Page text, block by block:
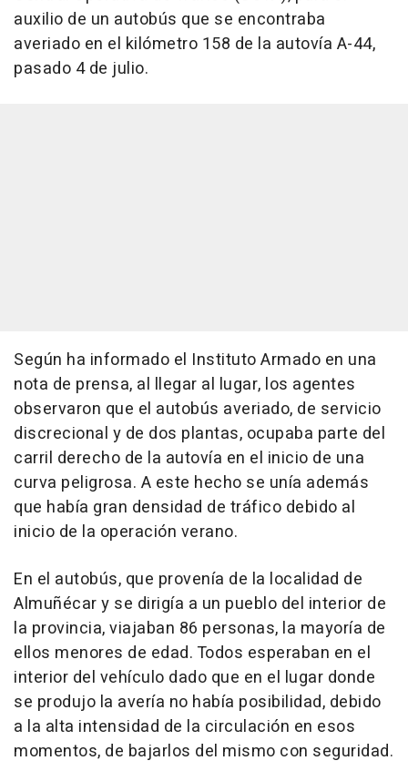
auxilio de un autobús que se encontraba
averiado en el kilómetro 158 de la autovía A-44,
pasado 4 de julio.
Según ha informado el Instituto Armado en una
nota de prensa, al llegar al lugar, los agentes
observaron que el autobús averiado, de servicio
discrecional y de dos plantas, ocupaba parte del
carril derecho de la autovía en el inicio de una
curva peligrosa. A este hecho se unía además
que había gran densidad de tráfico debido al
inicio de la operación verano.
En el autobús, que provenía de la localidad de
Almuñécar y se dirigía a un pueblo del interior de
la provincia, viajaban 86 personas, la mayoría de
ellos menores de edad. Todos esperaban en el
interior del vehículo dado que en el lugar donde
se produjo la avería no había posibilidad, debido
a la alta intensidad de la circulación en esos
momentos, de bajarlos del mismo con seguridad.